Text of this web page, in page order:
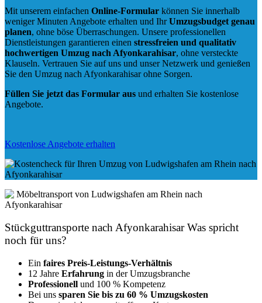
Mit unserem einfachen Online-Formular können Sie innerhalb
weniger Minuten Angebote erhalten und IhrUmzugsbudget genau
planen, ohne böse Überraschungen. Unsere professionellen
Dienstleistungen garantieren einen stressfreien und qualitativ
hochwertigen Umzug nach Afyonkarahisar, ohne versteckte
Klauseln. Vertrauen Sie auf uns und unser Netzwerk und genießen
Sie den Umzug nach Afyonkarahisar ohne Sorgen.
Füllen Sie jetzt das Formular aus und erhalten Sie kostenlose
Angebote.
Kostenlose Angebote erhalten
Stückguttransporte nach Afyonkarahisar Was spricht
noch für uns?
Ein faires Preis-Leistungs-Verhältnis
12 Jahre Erfahrung in der Umzugsbranche
Professionell und 100 % Kompetenz
Bei uns sparen Sie bis zu 60 % Umzugskosten